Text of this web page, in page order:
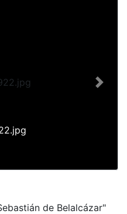
Next
de Belalcázar"